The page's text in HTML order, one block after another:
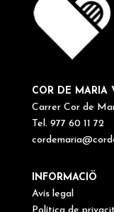
COR DE MARIA
Carrer Cor de
Tel. 977 60 11 72
INFORMACIÖ
Avís legal